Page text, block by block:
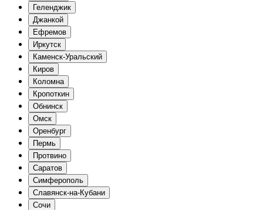
Геленджик
Джанкой
Ефремов
Иркутск
Каменск-Уральский
Киров
Коломна
Кропоткин
Обнинск
Омск
Оренбург
Пермь
Протвино
Саратов
Симферополь
Славянск-на-Кубани
Сочи